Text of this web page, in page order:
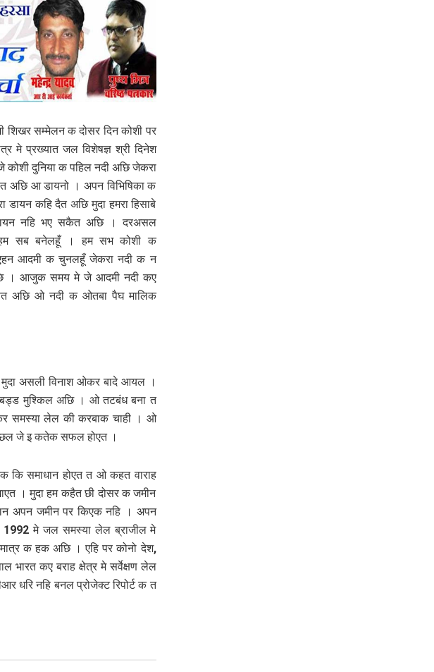
शिखर सम्‍मेलन क दोसर दिन कोशी पर
मे प्रख्‍यात जल विशेषज्ञ श्री दिनेश
कोशी दुनिया क पहिल नदी अछि जेकरा
अछि आ डायनो । अपन विभिषिका क
डायन कहि दैत अछि मुदा हमरा हिसाबे
नहि भए सकैत अछि । दरअसल
हम सब बनेलहूँ । हम सभ कोशी क
आदमी क चुनलहूँ जेकरा नदी क न
। आजुक समय मे जे आदमी नदी कए
अछि ओ नदी क ओतबा पैघ मालिक
असली विनाश ओकर बादे आयल ।
बड्ड मुश्‍क‍िल अछि । ओ तटबंध बना त
समस्‍या लेल की करबाक चाही । ओ
छल जे इ कतेक सफल होएत ।
कि समाधान होएत त ओ कहत वाराह
। मुदा हम क‍हैत छी दोसर क जमीन
अपन जमीन पर किएक नहि । अपन
1992 मे जल समस्‍या लेल ब्राजील मे
क हक अछि । एहि पर कोनो देश,
भारत कए बराह क्षेत्र मे सर्वेक्षण लेल
धरि नहि बनल प्रोजेक्‍ट रिपोर्ट क त